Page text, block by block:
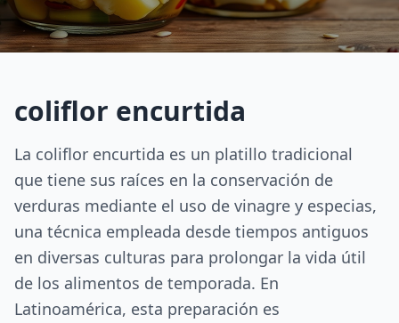
coliflor encurtida
La coliflor encurtida es un platillo tradicional
que tiene sus raíces en la conservación de
verduras mediante el uso de vinagre y especias,
una técnica empleada desde tiempos antiguos
en diversas culturas para prolongar la vida útil
de los alimentos de temporada. En
Latinoamérica, esta preparación es